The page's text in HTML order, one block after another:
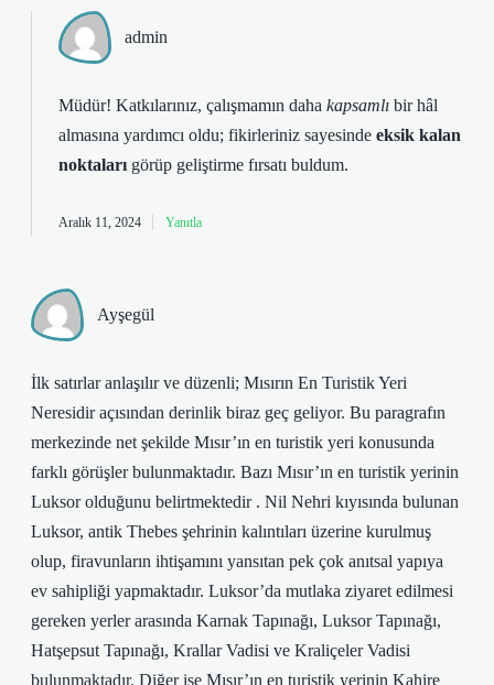
admin
Müdür! Katkılarınız, çalışmamın daha kapsamlı bir hâl
almasına yardımcı oldu; fikirleriniz sayesinde eksik kalan
noktaları görüp geliştirme fırsatı buldum.
Aralık 11, 2024 Yanıtla
Ayşegül
İlk satırlar anlaşılır ve düzenli; Mısırın En Turistik Yeri
Neresidir açısından derinlik biraz geç geliyor. Bu paragrafın
merkezinde net şekilde Mısır’ın en turistik yeri konusunda
farklı görüşler bulunmaktadır. Bazı Mısır’ın en turistik yerinin
Luksor olduğunu belirtmektedir . Nil Nehri kıyısında bulunan
Luksor, antik Thebes şehrinin kalıntıları üzerine kurulmuş
olup, firavunların ihtişamını yansıtan pek çok anıtsal yapıya
ev sahipliği yapmaktadır. Luksor’da mutlaka ziyaret edilmesi
gereken yerler arasında Karnak Tapınağı, Luksor Tapınağı,
Hatşepsut Tapınağı, Krallar Vadisi ve Kraliçeler Vadisi
bulunmaktadır. Diğer ise Mısır’ın en turistik yerinin Kahire